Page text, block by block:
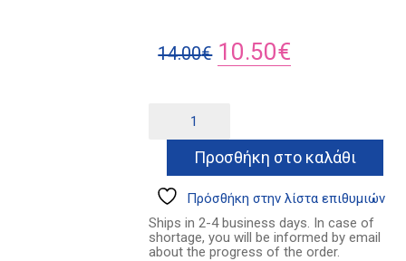
14.00€ Original
14.00€.
10.50€
είναι:
10.50€.
νύχτες
ζωής
μας
Προσθήκη στο καλάθι
Πρόσθήκη στην λίστα επιθυμιών
Ships in 2-4 business days. In case of
shortage, you will be informed by email
about the progress of the order.